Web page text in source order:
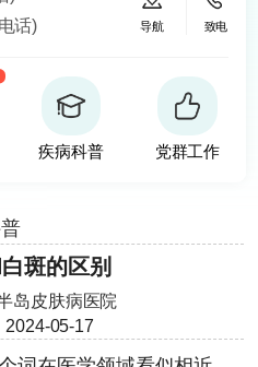
线、308准分子激光以及外
表皮移植、微小皮片移植、
话)
导航 致电
疾病科普 党群工作
斑的区别
岛皮肤病医院
05-17